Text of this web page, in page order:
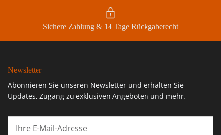
Sichere Zahlung & 14 Tage Rückgaberecht
Newsletter
Abonnieren Sie unseren Newsletter und erhalten Sie
Updates, Zugang zu exklusiven Angeboten und mehr.